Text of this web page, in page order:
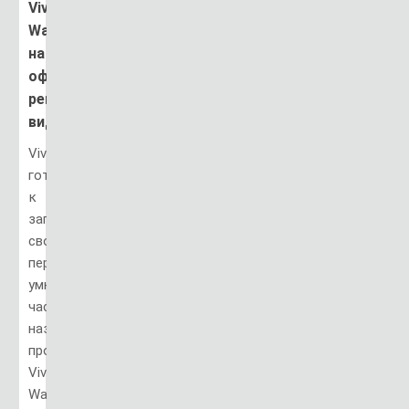
Vivo
Watch
на
официальном
рекламном
видео
Vivo
готовится
к
запуску
своих
первых
умных
часов,
названных
просто
Vivo
Watch.